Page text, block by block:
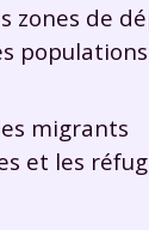
zones de
populations
migrants
et les